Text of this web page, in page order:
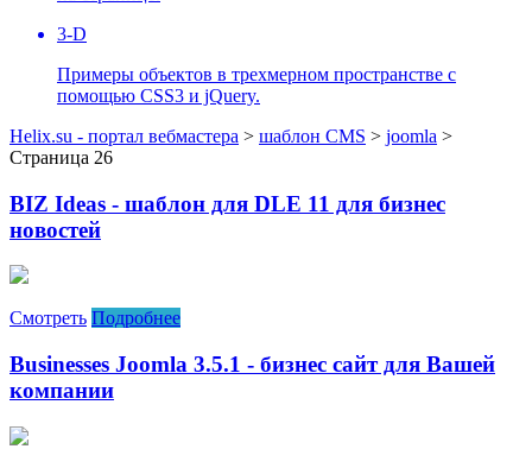
3-D
Примеры объектов в трехмерном пространстве с
помощью CSS3 и jQuery.
Helix.su - портал вебмастера > шаблон CMS > joomla >
Страница 26
BIZ Ideas - шаблон для DLE 11 для бизнес
новостей
Смотреть Подробнее
Businesses Joomla 3.5.1 - бизнес сайт для Вашей
компании